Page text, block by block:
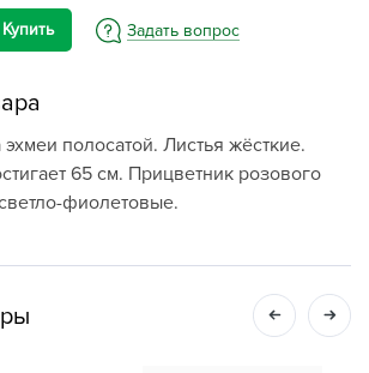
Купить Задать вопрос
полосатой. Листья жёсткие.
65 см. Прицветник розового
фиолетовые.